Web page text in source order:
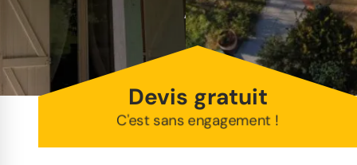
Devis gratuit
C'est sans engagement !